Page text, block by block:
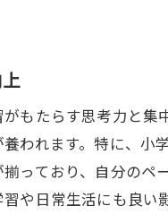
公文式で養う国語力
語力を育むための公文
公文式学習がもたら
地域での公文式の成
もたらす思考力と
われます。特に、
っており、自分の
や日常生活にも良い